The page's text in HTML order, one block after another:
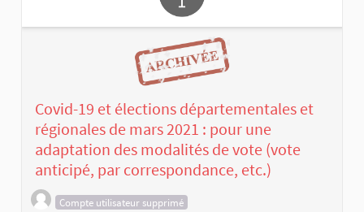
Covid-19 et élections départementales et
régionales de mars 2021 : pour une
adaptation des modalités de vote (vote
anticipé, par correspondance, etc.)
Compte utilisateur supprimé